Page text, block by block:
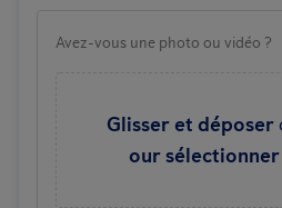
Avez-vous une photo ou vidéo ?
Glisser et déposer
our